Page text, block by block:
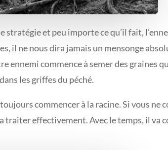
stratégie et peu importe ce qu’il fait,
il ne nous dira jamais un mensonge
ennemi commence à semer des graines
les griffes du péché.
commencer à la racine. Si vous ne
traiter effectivement. Avec le temps, il va